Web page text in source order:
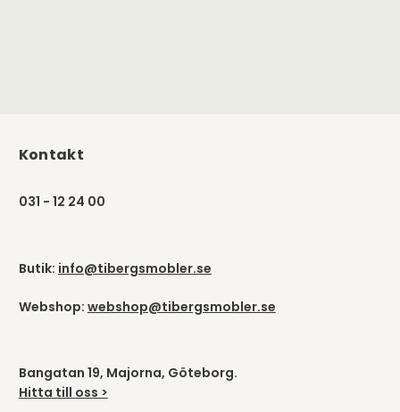
Kontakt
031 - 12 24 00
Butik: info@tibergsmobler.se
Webshop: webshop@tibergsmobler.se
Bangatan 19, Majorna, Göteborg.
Hitta till oss >